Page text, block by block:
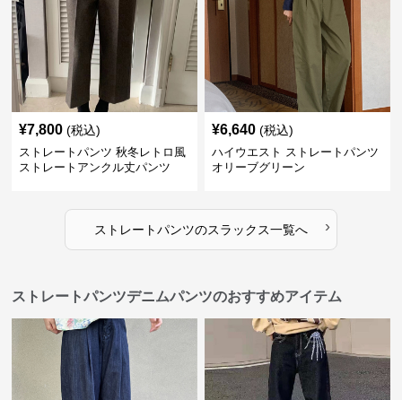
¥7,800 (税込)
ストレートパンツ 秋冬レトロ風
ストレートアンクル丈パンツ
¥6,640 (税込)
ハイウエスト ストレートパンツ
オリーブグリーン
ストレートパンツのスラックス一覧へ ›
ストレートパンツデニムパンツのおすすめアイテム